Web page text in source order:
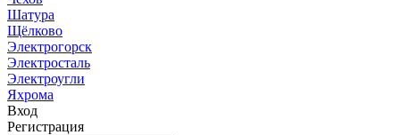
Шатура
Щёлково
Электрогорск
Электросталь
Электроугли
Яхрома
Вход
Регистрация